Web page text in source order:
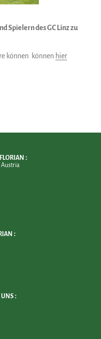
Spielern des GC Linz zu
können können hier
Austria
UNS